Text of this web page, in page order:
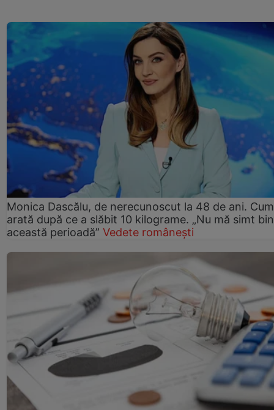
Monica Dascălu, de nerecunoscut la 48 de ani. Cum
arată după ce a slăbit 10 kilograme. „Nu mă simt
această perioadă” Vedete românești